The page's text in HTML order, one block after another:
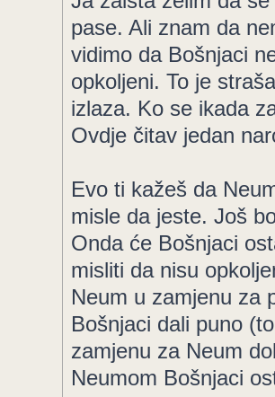
pase. Ali znam da
vidimo da Bošnjaci
opkoljeni. To je
izlaza. Ko se ikada
Ovdje čitav jedan
Evo ti kažeš da
misle da jeste. Još
Onda će Bošnjaci
misliti da nisu
Neum u zamjenu za
Bošnjaci dali puno
zamjenu za Neum
Neumom Bošnjaci